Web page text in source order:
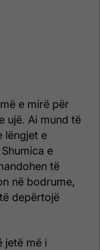
e mirë për
ujë. Ai mund të
lëngjet e
e
të
në bodrume,
depërtojë
jetë më i